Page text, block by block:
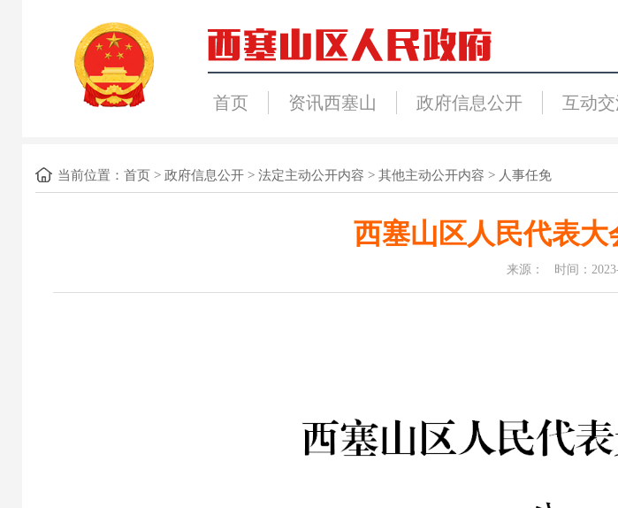
首页 资讯西塞山 政府信息公开 互动
当前位置： 首页> 政府信息公开> 法定主动公开内容 > 其他主动公开内容 > 人事任免
西塞山区人民代表
来源： 时间：